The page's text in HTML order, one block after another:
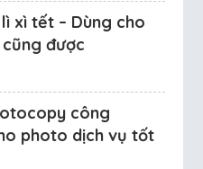
xì tết – Dùng cho
được
công
photo dịch vụ tốt